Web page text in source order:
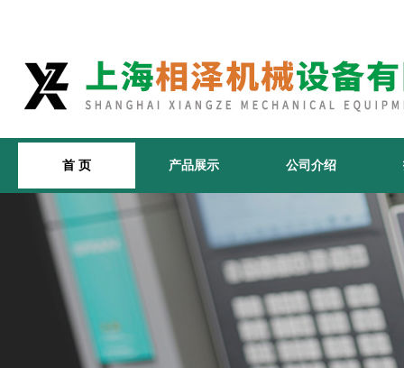
首 页 产品展示 公司介绍